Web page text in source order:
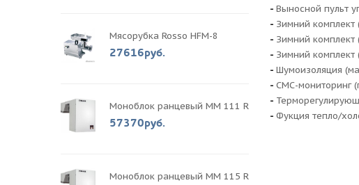
-Выносной пульт
- Зимний комплект
- Зимний комплект
- Зимний комплект
-Шумоизоляция
-СМС-мониторинг
-
-Фукция тепло/
Мясорубка Rosso HFM-8
27616руб.
Моноблок ранцевый MM 111 R
57370руб.
Моноблок ранцевый MM 115 R